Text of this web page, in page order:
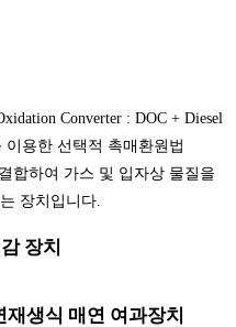
Converter : DOC + Diesel
이용한 선택적 촉매환원법
결합하여 가스 및 입자상 물질을
장치입니다.
장치
생식 매연 여과장치